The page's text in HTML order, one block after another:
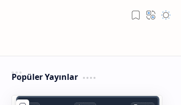
Popüler Yayınlar